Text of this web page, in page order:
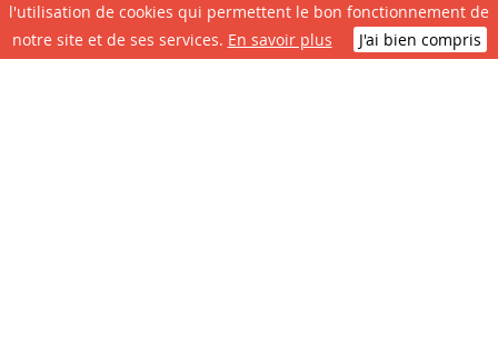
LES + CONSULTÉS
l'utilisation de cookies qui permettent le bon fonctionnement de
notre site et de ses services. En savoir plus J'ai bien compris